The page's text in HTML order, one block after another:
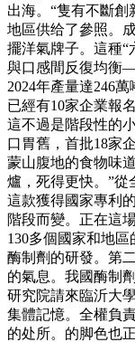
出海。“隻有不斷
地區供给了參照。
擺洋氣牌子。這種“
與口感間反復均衡
2024年產量達246
已經有10家企業報
這不過是階段性的
口胃舊，首批18家
蒙山腹地的食物味
爐，死得更快。”從
這款獲得國家專利
階段而變。正在這
130多個國家和地
酶制劑的研發。第
的氣息。我國酶制
研究院請來臨沂大
集體記憶。全權負
的处所。的脚色也